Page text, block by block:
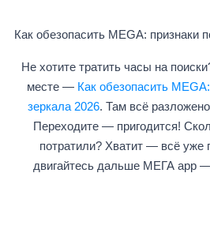
Как обезопасить MEGA: признаки
Не хотите тратить часы на
месте — Как обезопасить
зеркала 2026. Там всё
Переходите — пригодится!
потратили? Хватит — всё уже
двигайтесь дальше МЕГА app